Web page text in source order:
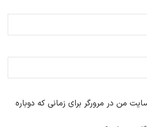
من در مرورگر برای زمانی که دوباره